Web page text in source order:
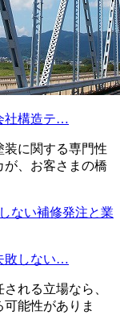
社構造テ…
に関する専門性
が、お客さまの橋
敗しない…
れる立場なら、
能性がありま